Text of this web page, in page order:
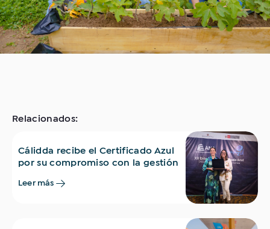
Relacionados:
Cálidda recibe el Certificado Azul
por su compromiso con la gestión
Leer más